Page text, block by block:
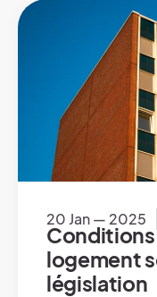
20 Jan — 2025
Conditions
logement
législation